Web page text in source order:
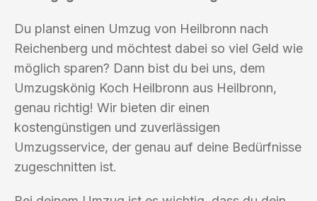
Du planst einen Umzug von Heilbronn nach
Reichenberg und möchtest dabei so viel Geld wie
möglich sparen? Dann bist du bei uns, dem
Umzugskönig Koch Heilbronn aus Heilbronn,
genau richtig! Wir bieten dir einen
kostengünstigen und zuverlässigen
Umzugsservice, der genau auf deine Bedürfnisse
zugeschnitten ist.